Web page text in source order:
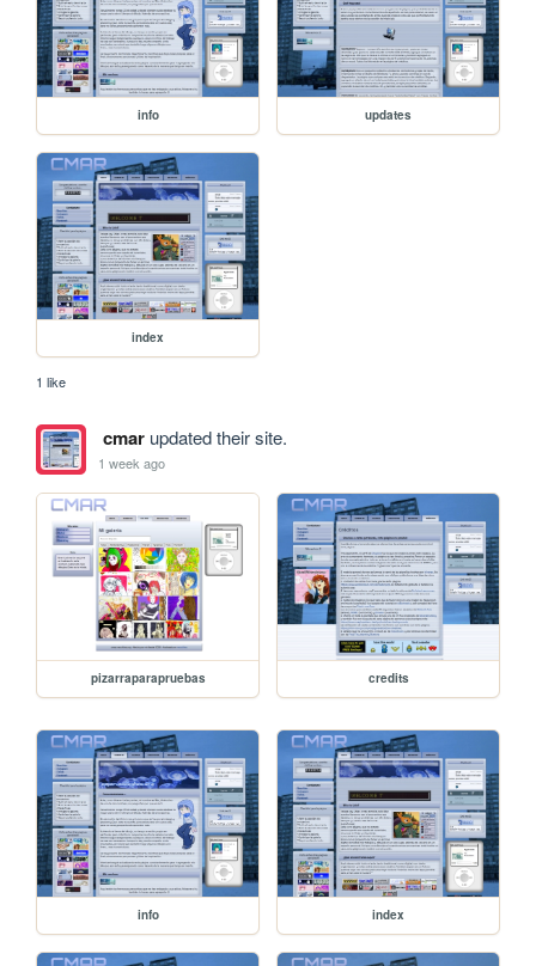
info updates
index
1 like
cmarupdated their site.
1 week ago
pizarraparapruebas credits
info index